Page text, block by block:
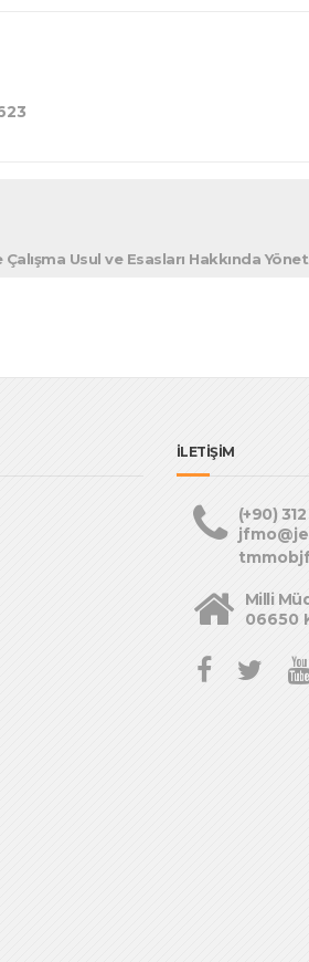
Usul ve Esasları Hakkında
İLETİŞİM
(+90)
Milli
06650